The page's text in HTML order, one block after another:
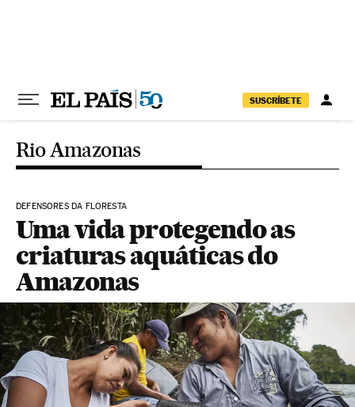
SUSCRÍBETE
Rio Amazonas
DEFENSORES DA FLORESTA
Uma vida protegendo as
criaturas aquáticas do
Amazonas